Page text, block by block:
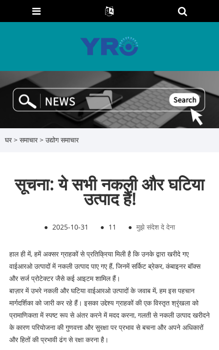
घर > समाचार> उद्योग समाचार
सूचना: ये सभी नकली और घटिया
उत्पाद हैं!
● 2025-10-31 ● 11 ● मुझे संदेश दे देना
हाल ही में, हमें अक्सर ग्राहकों से प्रतिक्रिया मिली है कि उनके द्वारा खरीदे गए
वाईआरओ उत्पादों में नकली उत्पाद पाए गए हैं, जिनमें सर्किट ब्रेकर, कंबाइनर बॉक्स
और सर्ज प्रोटेक्टर जैसे कई आइटम शामिल हैं।
बाज़ार में उभरे नकली और घटिया वाईआरओ उत्पादों के जवाब में, हम इस पहचान
मार्गदर्शिका को जारी कर रहे हैं। इसका उद्देश्य ग्राहकों की एक विस्तृत श्रृंखला को
प्रामाणिकता में स्पष्ट रूप से अंतर करने में मदद करना, गलती से नकली उत्पाद खरीदने
के कारण परियोजना की गुणवत्ता और सुरक्षा पर प्रभाव से बचना और अपने अधिकारों
और हितों की प्रभावी ढंग से रक्षा करना है।